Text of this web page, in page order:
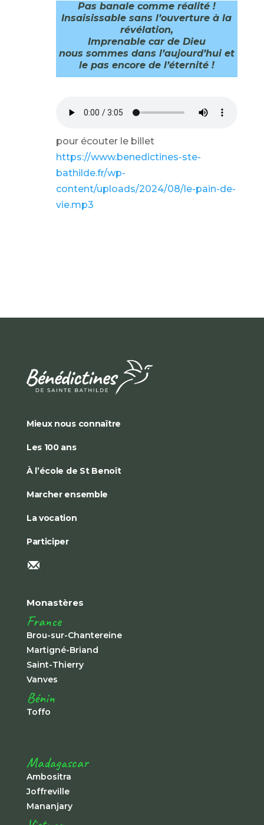
Pas banale comme réalité !
Insaisissable sans l’ouverture à la
révélation,
Imprenable car de Dieu
nous sommes dans l’aujourd’hui et
le pas encore de l’éternité !
pour écouter le billet
https://www.benedictines-ste-
bathilde.fr/wp-
content/uploads/2024/08/le-pain-de-
vie.mp3
Mieux nous connaître
Les 100 ans
À l’école de St Benoît
Marcher ensemble
La vocation
Participer
Monastères
France
Brou-sur-Chantereine
Martigné-Briand
Saint-Thierry
Vanves
Bénin
Toffo
Madagascar
Ambositra
Joffreville
Mananjary